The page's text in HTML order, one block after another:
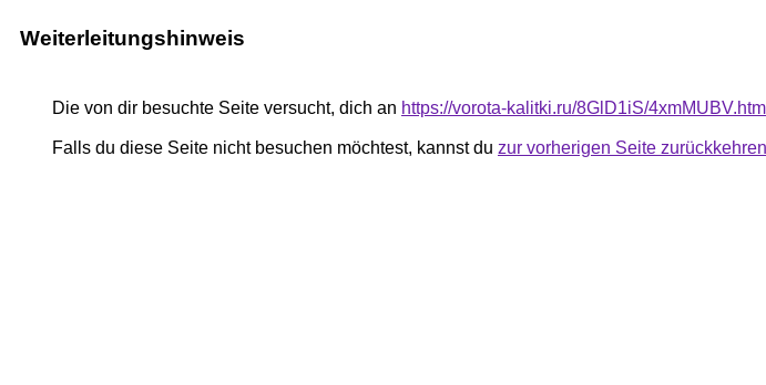
Weiterleitungshinweis
Die von dir besuchte Seite versucht, dich an https://vorota-kalitki.ru/8GlD1iS/4xmMUBV.html
Falls du diese Seite nicht besuchen möchtest, kannst du zur vorherigen Seite zurückkehren